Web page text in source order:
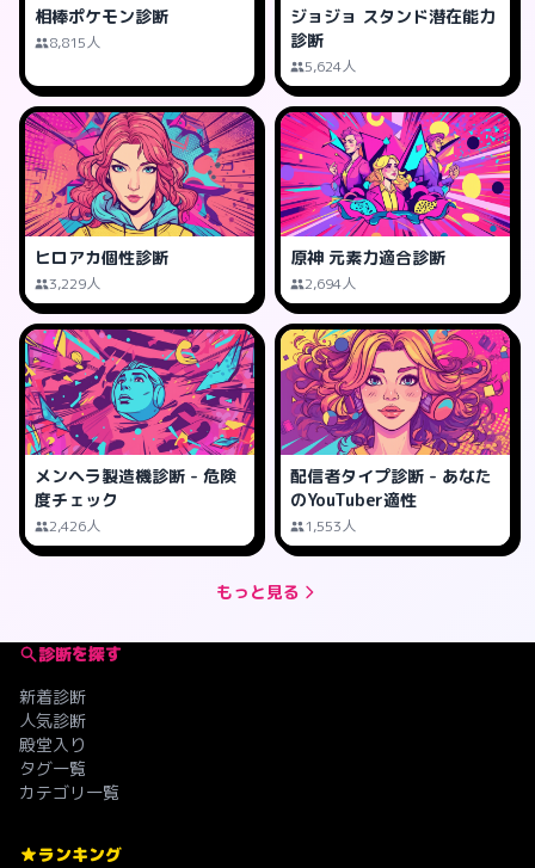
相棒ポケモン診断
8,815人
ジョジョ スタンド潜在能力
診断
5,624人
ヒロアカ個性診断
3,229人
原神 元素力適合診断
2,694人
メンヘラ製造機診断 - 危険
度チェック
2,426人
配信者タイプ診断 - あなた
のYouTuber適性
1,553人
もっと見る
診断を探す
新着診断
人気診断
殿堂入り
タグ一覧
カテゴリ一覧
ランキング